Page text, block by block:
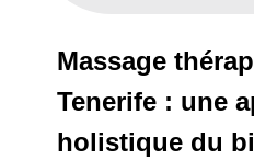
Massage
Tenerife : une
holistique du